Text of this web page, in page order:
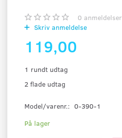
0 anmeldelser
Skriv anmeldelse
119,00
1 rundt udtag
2 flade udtag
Model/varenr.: 0-390-1
På lager